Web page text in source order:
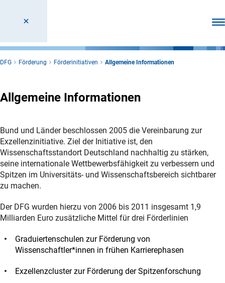
DFG Förderung Förderinitiativen Allgemeine Informationen
Allgemeine Informationen
Bund und Länder beschlossen 2005 die Vereinbarung zur
Exzellenzinitiative. Ziel der Initiative ist, den
Wissenschaftsstandort Deutschland nachhaltig zu stärken,
seine internationale Wettbewerbsfähigkeit zu verbessern und
Spitzen im Universitäts- und Wissenschaftsbereich sichtbarer
zu machen.
Der DFG wurden hierzu von 2006 bis 2011 insgesamt 1,9
Milliarden Euro zusätzliche Mittel für drei Förderlinien
Graduiertenschulen zur Förderung von
Wissenschaftler*innen in frühen Karrierephasen
Exzellenzcluster zur Förderung der Spitzenforschung